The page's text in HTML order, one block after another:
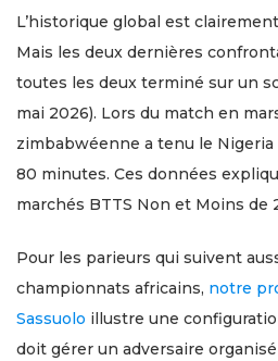
L’historique global est
Mais les deux dernières
toutes les deux terminé sur un
mai 2026). Lors du match en
zimbabwéenne a tenu le
80 minutes. Ces données
marchés BTTS Non et Moins de
Pour les parieurs qui suivent
championnats africains, notre
Sassuolo illustre une
doit gérer un adversaire